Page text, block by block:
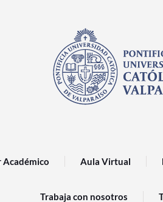
Académico Aula Virtual
Trabaja con nosotros